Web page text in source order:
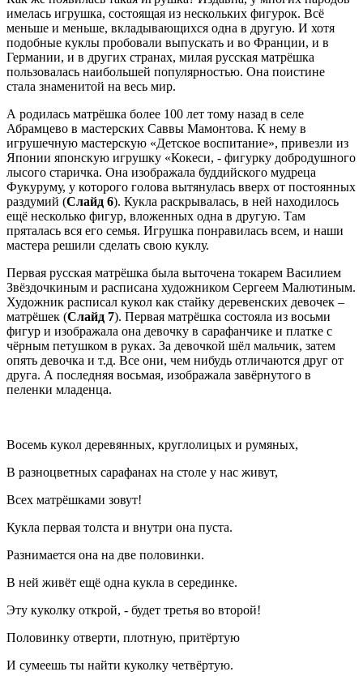
имелась игрушка, состоящая из нескольких фигурок. Всё
меньше и меньше, вкладывающихся одна в другую. И хотя
подобные куклы пробовали выпускать и во Франции, и в
Германии, и в других странах, милая русская матрёшка
пользовалась наибольшей популярностью. Она поистине
стала знаменитой на весь мир.
А родилась матрёшка более 100 лет тому назад в селе
Абрамцево в мастерских Саввы Мамонтова. К нему в
игрушечную мастерскую «Детское воспитание», привезли из
Японии японскую игрушку «Кокеси, - фигурку добродушного
лысого старичка. Она изображала буддийского мудреца
Фукуруму, у которого голова вытянулась вверх от постоянных
раздумий (Слайд 6). Кукла раскрывалась, в ней находилось
ещё несколько фигур, вложенных одна в другую. Там
пряталась вся его семья. Игрушка понравилась всем, и наши
мастера решили сделать свою куклу.
Первая русская матрёшка была выточена токарем Василием
Звёздочкиным и расписана художником Сергеем Малютиным.
Художник расписал кукол как стайку деревенских девочек –
матрёшек (Слайд 7). Первая матрёшка состояла из восьми
фигур и изображала она девочку в сарафанчике и платке с
чёрным петушком в руках. За девочкой шёл мальчик, затем
опять девочка и т.д. Все они, чем нибудь отличаются друг от
друга. А последняя восьмая, изображала завёрнутого в
пеленки младенца.
Восемь кукол деревянных, круглолицых и румяных,
В разноцветных сарафанах на столе у нас живут,
Всех матрёшками зовут!
Кукла первая толста и внутри она пуста.
Разнимается она на две половинки.
В ней живёт ещё одна кукла в серединке.
Эту куколку открой, - будет третья во второй!
Половинку отверти, плотную, притёртую
И сумеешь ты найти куколку четвёртую.